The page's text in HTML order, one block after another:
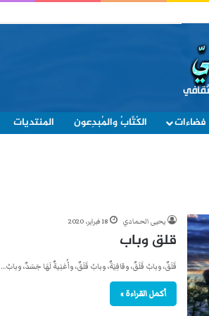
فضاءات الكُتَّابُ والمُبدِعون المنتديات
يحيى الحمادي 18 فبراير، 2020
قلق وباب
قَلَقٌ، وبابُ قَلَقٌ، وقافِيَةٌ، وبابُ قَلَقٌ، وأُغنِيةٌ لَهَا جَسَدٌ، وبابُ…
أكمل القراءة »